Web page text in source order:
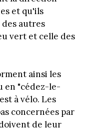
et qu'ils
autres
vert et celle des
ainsi les
en "cédez-le-
à vélo. Les
concernées par
de leur